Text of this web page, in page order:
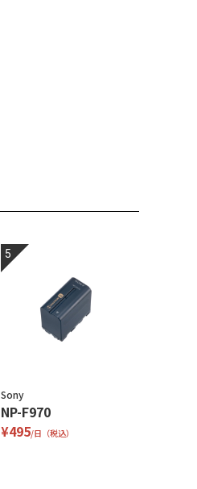
Sony
NP-F970
¥495/日（税込）